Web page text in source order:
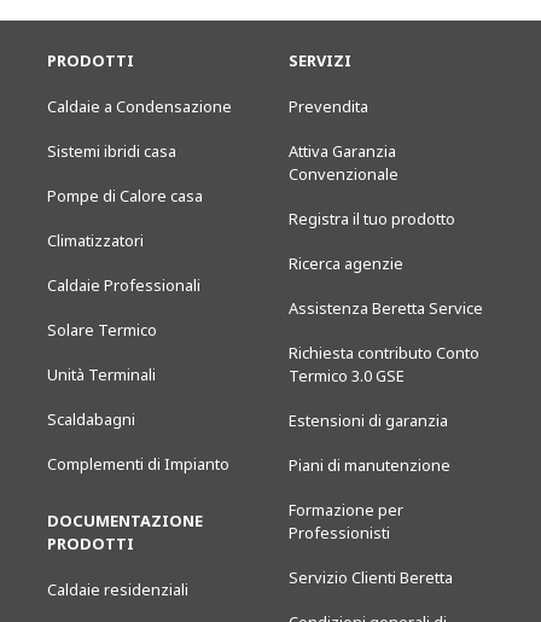
PRODOTTI
Caldaie a Condensazione
Sistemi ibridi casa
Pompe di Calore casa
Climatizzatori
Caldaie Professionali
Solare Termico
Unità Terminali
Scaldabagni
Complementi di Impianto
DOCUMENTAZIONE
PRODOTTI
Caldaie residenziali
SERVIZI
Prevendita
Attiva Garanzia
Convenzionale
Registra il tuo prodotto
Ricerca agenzie
Assistenza Beretta Service
Richiesta contributo Conto
Termico 3.0 GSE
Estensioni di garanzia
Piani di manutenzione
Formazione per
Professionisti
Servizio Clienti Beretta